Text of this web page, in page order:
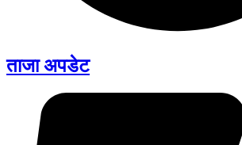
ताजा अपडेट